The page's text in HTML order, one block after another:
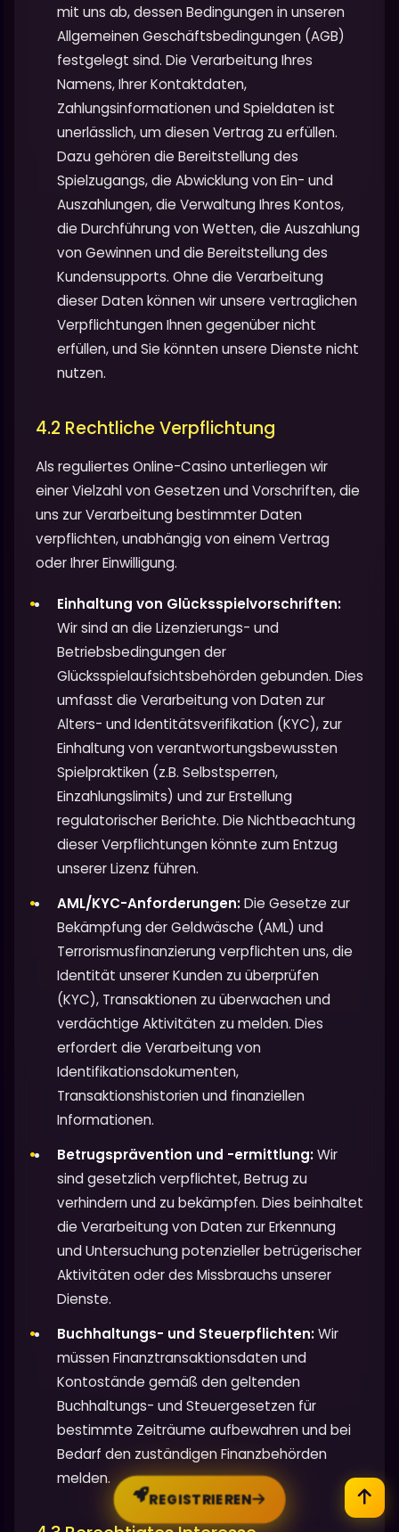
mit uns ab, dessen Bedingungen in unseren
Allgemeinen Geschäftsbedingungen (AGB)
festgelegt sind. Die Verarbeitung Ihres
Namens, Ihrer Kontaktdaten,
Zahlungsinformationen und Spieldaten ist
unerlässlich, um diesen Vertrag zu erfüllen.
Dazu gehören die Bereitstellung des
Spielzugangs, die Abwicklung von Ein- und
Auszahlungen, die Verwaltung Ihres Kontos,
die Durchführung von Wetten, die Auszahlung
von Gewinnen und die Bereitstellung des
Kundensupports. Ohne die Verarbeitung
dieser Daten können wir unsere vertraglichen
Verpflichtungen Ihnen gegenüber nicht
erfüllen, und Sie könnten unsere Dienste nicht
nutzen.
4.2 Rechtliche Verpflichtung
Als reguliertes Online-Casino unterliegen wir
einer Vielzahl von Gesetzen und Vorschriften, die
uns zur Verarbeitung bestimmter Daten
verpflichten, unabhängig von einem Vertrag
oder Ihrer Einwilligung.
Einhaltung von Glücksspielvorschriften:
Wir sind an die Lizenzierungs- und
Betriebsbedingungen der
Glücksspielaufsichtsbehörden gebunden. Dies
umfasst die Verarbeitung von Daten zur
Alters- und Identitätsverifikation (KYC), zur
Einhaltung von verantwortungsbewussten
Spielpraktiken (z.B. Selbstsperren,
Einzahlungslimits) und zur Erstellung
regulatorischer Berichte. Die Nichtbeachtung
dieser Verpflichtungen könnte zum Entzug
unserer Lizenz führen.
AML/KYC-Anforderungen:Die Gesetze zur
Bekämpfung der Geldwäsche (AML) und
Terrorismusfinanzierung verpflichten uns, die
Identität unserer Kunden zu überprüfen
(KYC), Transaktionen zu überwachen und
verdächtige Aktivitäten zu melden. Dies
erfordert die Verarbeitung von
Identifikationsdokumenten,
Transaktionshistorien und finanziellen
Informationen.
Betrugsprävention und -ermittlung:Wir
sind gesetzlich verpflichtet, Betrug zu
verhindern und zu bekämpfen. Dies beinhaltet
die Verarbeitung von Daten zur Erkennung
und Untersuchung potenzieller betrügerischer
Aktivitäten oder des Missbrauchs unserer
Dienste.
Buchhaltungs- und Steuerpflichten:Wir
müssen Finanztransaktionsdaten und
Kontostände gemäß den geltenden
Buchhaltungs- und Steuergesetzen für
bestimmte Zeiträume aufbewahren und bei
Bedarf den zuständigen Finanzbehörden
melden.
REGISTRIEREN